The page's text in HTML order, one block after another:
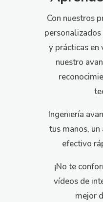
Con nuestros
y prácticas en
nuestro
Ingeniería
tus manos, un
efectivo
¡No te
vídeos de
mejor